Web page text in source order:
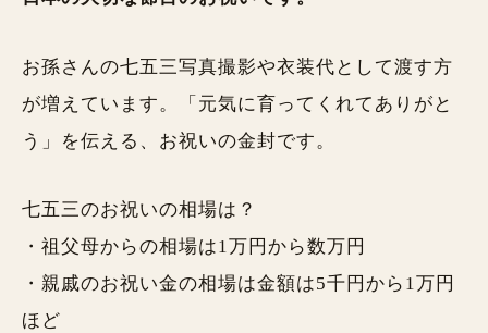
お孫さんの七五三写真撮影や衣装代として渡す方
が増えています。「元気に育ってくれてありがと
う」を伝える、お祝いの金封です。
七五三のお祝いの相場は？
・祖父母からの相場は1万円から数万円
・親戚のお祝い金の相場は金額は5千円から1万円
ほど